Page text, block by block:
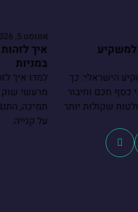
למשקיע
הישראלי: כך
כסף חכם וחיבור
שקולות יותר
אוגוסט 5, 2026
איך
במניות
למדו איך
מרעשי שוק
תמיכה,
על קנייה.